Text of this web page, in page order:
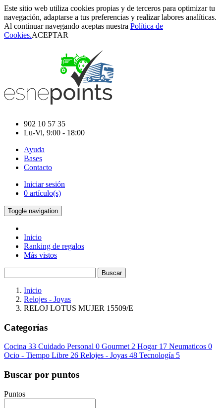
Este sitio web utiliza cookies propias y de terceros para optimizar tu
navegación, adaptarse a tus preferencias y realizar labores analíticas.
Al continuar navegando aceptas nuestra Política de
Cookies.ACEPTAR
902 10 57 35
Lu-Vi, 9:00 - 18:00
Ayuda
Bases
Contacto
Iniciar sesión
0 artículo(s)
Toggle navigation
Inicio
Ranking de regalos
Más vistos
Buscar
Inicio
Relojes - Joyas
RELOJ LOTUS MUJER 15509/E
Categorías
Cocina 33 Cuidado Personal 0 Gourmet 2 Hogar 17 Neumaticos 0
Ocio - Tiempo Libre 26 Relojes - Joyas 48 Tecnología 5
Buscar por puntos
Puntos